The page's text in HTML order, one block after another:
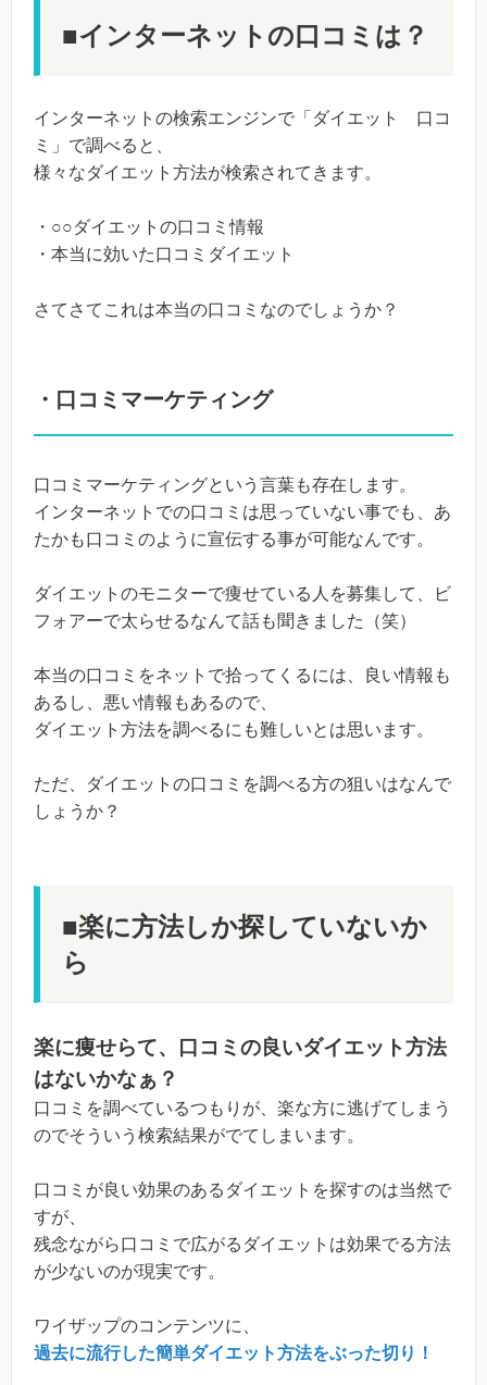
■インターネットの口コミは？
インターネットの検索エンジンで「ダイエット 口コ
ミ」で調べると、
様々なダイエット方法が検索されてきます。
・○○ダイエットの口コミ情報
・本当に効いた口コミダイエット
さてさてこれは本当の口コミなのでしょうか？
・口コミマーケティング
口コミマーケティングという言葉も存在します。
インターネットでの口コミは思っていない事でも、あ
たかも口コミのように宣伝する事が可能なんです。
ダイエットのモニターで痩せている人を募集して、ビ
フォアーで太らせるなんて話も聞きました（笑）
本当の口コミをネットで拾ってくるには、良い情報も
あるし、悪い情報もあるので、
ダイエット方法を調べるにも難しいとは思います。
ただ、ダイエットの口コミを調べる方の狙いはなんで
しょうか？
■楽に方法しか探していないか
ら
楽に痩せらて、口コミの良いダイエット方法
はないかなぁ？
口コミを調べているつもりが、楽な方に逃げてしまう
のでそういう検索結果がでてしまいます。
口コミが良い効果のあるダイエットを探すのは当然で
すが、
残念ながら口コミで広がるダイエットは効果でる方法
が少ないのが現実です。
ワイザップのコンテンツに、
過去に流行した簡単ダイエット方法をぶった切り！